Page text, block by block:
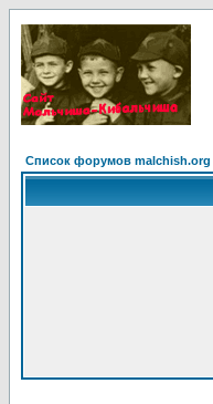
Список форумов malchish.org